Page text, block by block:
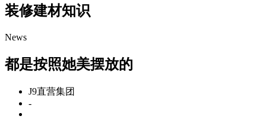
装修建材知识
News
都是按照她美摆放的
J9直营集团
-